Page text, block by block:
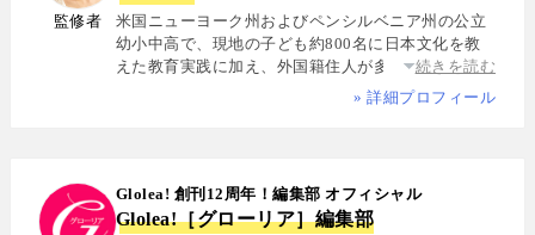
監修者
米国ニューヨーク州およびペンシルベニア州の公立
幼小中高で、現地の子ども約800名に日本文化を教
えた教育実践に加え、外国籍住人が多数を占める多
国籍シェアハウスで約5年間生活し、リアルな多文化
スペイン語・中国語・日本語の4言語を駆使し、世界
中の女性や母親と対話・取材を継続. 親子留学、バイ
続きを読む
» 詳細プロフィール
Glolea! 創刊12周年！編集部 オフィシャル
Glolea!［グローリア］編集部